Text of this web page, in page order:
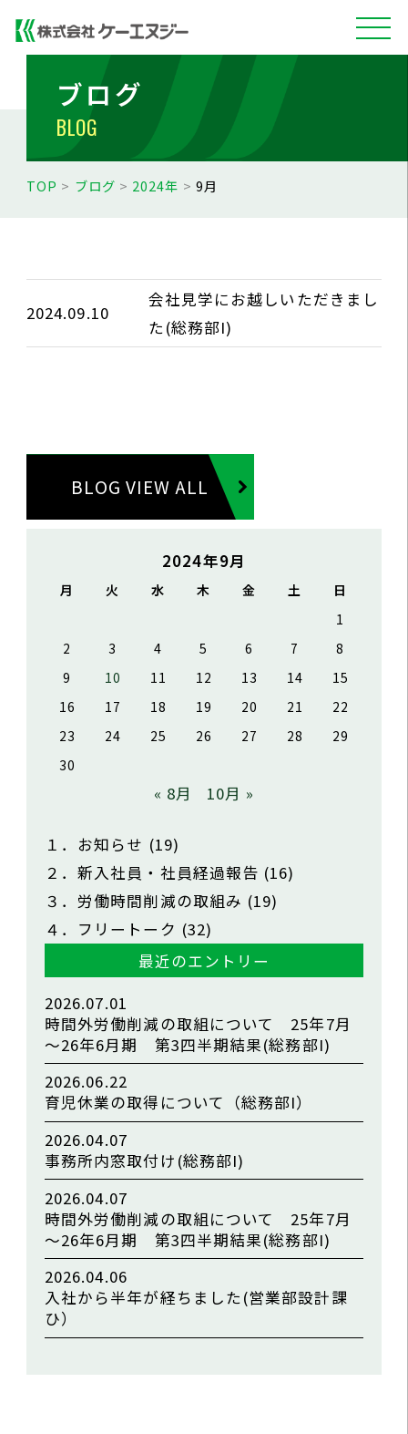
ブログ
BLOG
TOP > ブログ > 2024年 > 9月
2024.09.10
会社見学にお越しいただきまし
た(総務部I)
BLOG VIEW ALL
2024年9月
月 火 水 木 金 土
日
1
2
3 4 5 6 7
8
9
10 11 12 13 14
15
16
17 18 19 20 21
22
23
24 25 26 27 28
29
30
« 8月 10月 »
１．お知らせ (19)
２．新入社員・社員経過報告 (16)
３．労働時間削減の取組み (19)
４．フリートーク (32)
最近のエントリー
2026.07.01
時間外労働削減の取組について 25年7月
～26年6月期 第3四半期結果(総務部I)
2026.06.22
育児休業の取得について（総務部I）
2026.04.07
事務所内窓取付け(総務部I)
2026.04.07
時間外労働削減の取組について 25年7月
～26年6月期 第3四半期結果(総務部I)
2026.04.06
入社から半年が経ちました(営業部設計課
ひ）